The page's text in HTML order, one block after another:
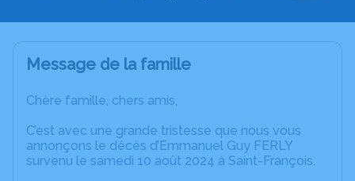
Message de la famille
Chère famille, chers amis,
C’est avec une grande tristesse que nous vous
annonçons le décès d’Emmanuel Guy FERLY
survenu le samedi 10 août 2024 à Saint-François.